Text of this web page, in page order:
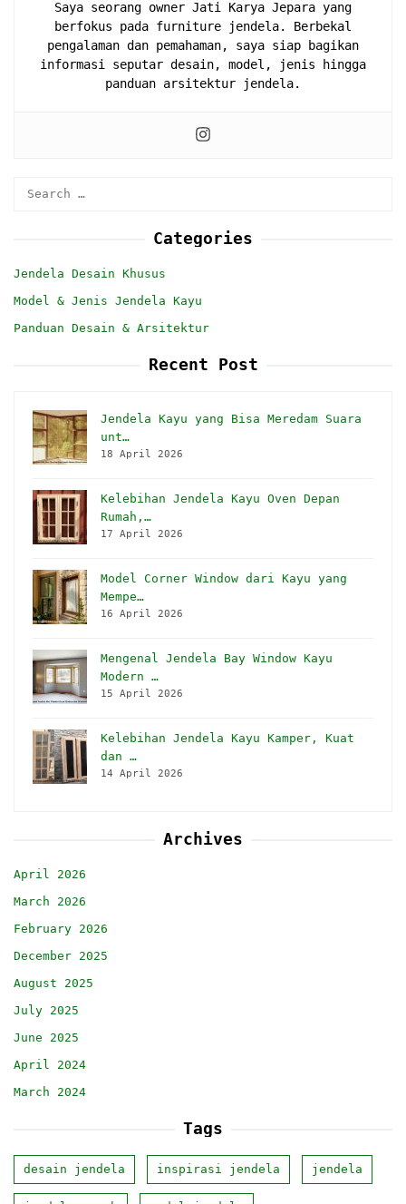
Saya seorang owner Jati Karya Jepara yang
berfokus pada furniture jendela. Berbekal
pengalaman dan pemahaman, saya siap bagikan
informasi seputar desain, model, jenis hingga
panduan arsitektur jendela.
Categories
Jendela Desain Khusus
Model & Jenis Jendela Kayu
Panduan Desain & Arsitektur
Recent Post
Jendela Kayu yang Bisa Meredam Suara
unt…
18 April 2026
Kelebihan Jendela Kayu Oven Depan
Rumah,…
17 April 2026
Model Corner Window dari Kayu yang
Mempe…
16 April 2026
Mengenal Jendela Bay Window Kayu
Modern …
15 April 2026
Kelebihan Jendela Kayu Kamper, Kuat
dan …
14 April 2026
Archives
April 2026
March 2026
February 2026
December 2025
August 2025
July 2025
June 2025
April 2024
March 2024
Tags
desain jendela inspirasi jendela jendela